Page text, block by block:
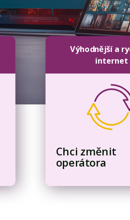
Výhodnější a
internet
Chci změnit
operátora